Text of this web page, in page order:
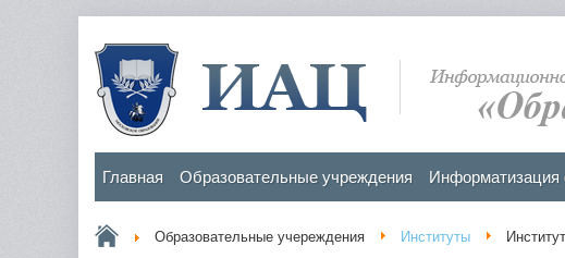
Главная Образовательные учреждения Информатизация
Образовательные учереждения Институты